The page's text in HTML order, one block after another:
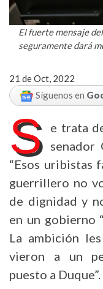
El fuerte mensaje
seguramente dará
21 de Oct, 2022
Síguenos en
S
e trata
senador
“Esos uribistas
guerrillero no
de dignidad y
en un gobierno
La ambición
vieron a un
puesto a Duque”.